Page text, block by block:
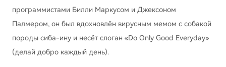
программистами Билли Маркусом и Джексоном
Палмером, он был вдохновлён вирусным мемом с собакой
породы сиба-ину и несёт слоган «Do Only Good Everyday»
(делай добро каждый день).